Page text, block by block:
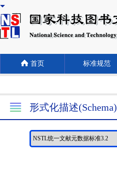
首页 标准规范
形式化描述(Schema)